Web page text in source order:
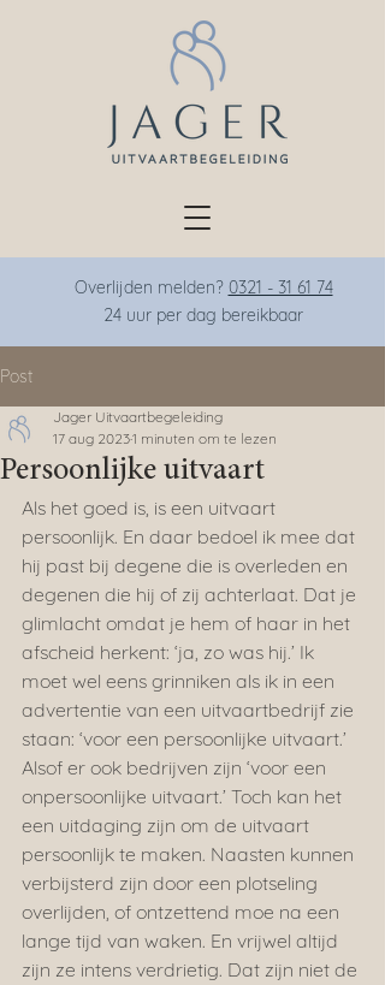
Overlijden melden? 0321 - 31 61 74
24 uur per dag bereikbaar
Post
Persoonlijke uitvaart
Jager Uitvaartbegeleiding
17 aug 20231 minuten om te lezen
Als het goed is, is een uitvaart
persoonlijk. En daar bedoel ik mee dat
hij past bij degene die is overleden en
degenen die hij of zij achterlaat. Dat je
glimlacht omdat je hem of haar in het
afscheid herkent: ‘ja, zo was hij.’ Ik
moet wel eens grinniken als ik in een
advertentie van een uitvaartbedrijf zie
staan: ‘voor een persoonlijke uitvaart.’
Alsof er ook bedrijven zijn ‘voor een
onpersoonlijke uitvaart.’ Toch kan het
een uitdaging zijn om de uitvaart
persoonlijk te maken. Naasten kunnen
verbijsterd zijn door een plotseling
overlijden, of ontzettend moe na een
lange tijd van waken. En vrijwel altijd
zijn ze intens verdrietig. Dat zijn niet de